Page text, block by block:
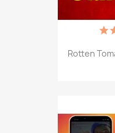
Rotten